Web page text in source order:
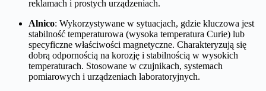
reklamach i prostych urządzeniach.
Alnico: Wykorzystywane w sytuacjach, gdzie kluczowa jest
stabilność temperaturowa (wysoka temperatura Curie) lub
specyficzne właściwości magnetyczne. Charakteryzują się
dobrą odpornością na korozję i stabilnością w wysokich
temperaturach. Stosowane w czujnikach, systemach
pomiarowych i urządzeniach laboratoryjnych.